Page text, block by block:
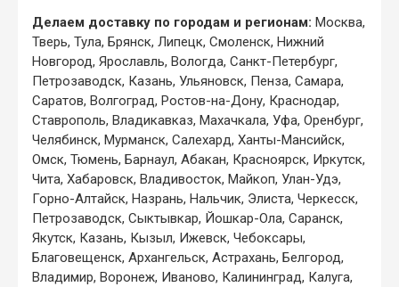
Делаем доставку по городам и регионам: Москва,
Тверь, Тула, Брянск, Липецк, Смоленск, Нижний
Новгород, Ярославль, Вологда, Санкт-Петербург,
Петрозаводск, Казань, Ульяновск, Пенза, Самара,
Саратов, Волгоград, Ростов-на-Дону, Краснодар,
Ставрополь, Владикавказ, Махачкала, Уфа, Оренбург,
Челябинск, Мурманск, Салехард, Ханты-Мансийск,
Омск, Тюмень, Барнаул, Абакан, Красноярск, Иркутск,
Чита, Хабаровск, Владивосток, Майкоп, Улан-Удэ,
Горно-Алтайск, Назрань, Нальчик, Элиста, Черкесск,
Петрозаводск, Сыктывкар, Йошкар-Ола, Саранск,
Якутск, Казань, Кызыл, Ижевск, Чебоксары,
Благовещенск, Архангельск, Астрахань, Белгород,
Владимир, Воронеж, Иваново, Калининград, Калуга,